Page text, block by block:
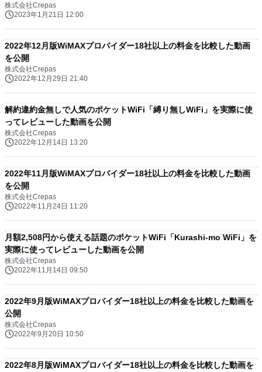
株式会社Crepas
2023年1月21日 12:00
2022年12月版WiMAXプロバイダー18社以上の料金を比較した動画
を公開
株式会社Crepas
2022年12月29日 21:40
解約違約金無しで人気のポケットWiFi「縛り無しWiFi」を実際に使
ってレビューした動画を公開
株式会社Crepas
2022年12月14日 13:20
2022年11月版WiMAXプロバイダー18社以上の料金を比較した動画
を公開
株式会社Crepas
2022年11月24日 11:20
月額2,508円から使える話題のポケットWiFi「Kurashi-mo WiFi」を
実際に使ってレビューした動画を公開
株式会社Crepas
2022年11月14日 09:50
2022年9月版WiMAXプロバイダー18社以上の料金を比較した動画を
公開
株式会社Crepas
2022年9月20日 10:50
2022年8月版WiMAXプロバイダー18社以上の料金を比較した動画を